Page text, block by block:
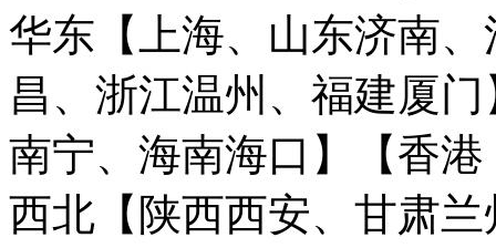
华东【上海、山东济南
昌、浙江温州、福建厦门
南宁、海南海口】
【香
西北【陕西西安、甘肃